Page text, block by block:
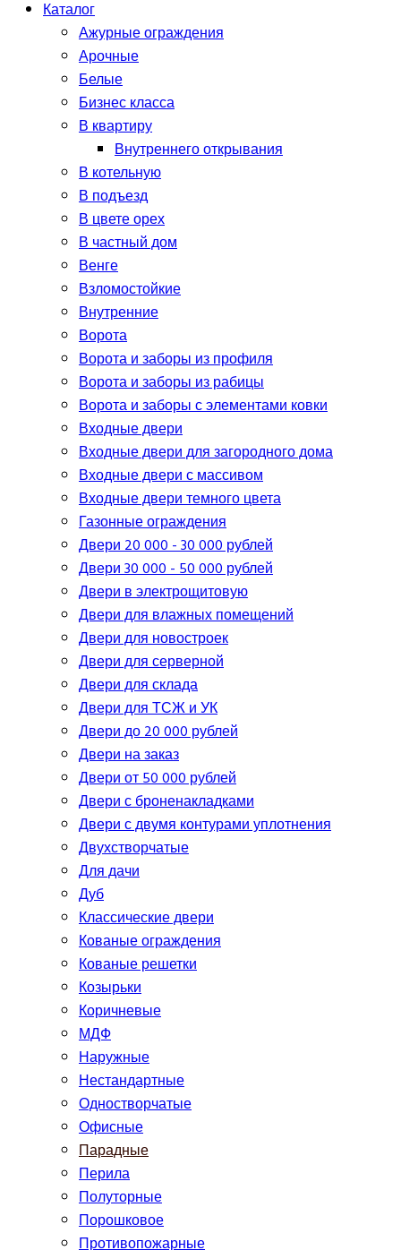
Каталог
Ажурные ограждения
Арочные
Белые
Бизнес класса
В квартиру
Внутреннего открывания
В котельную
В подъезд
В цвете орех
В частный дом
Венге
Взломостойкие
Внутренние
Ворота
Ворота и заборы из профиля
Ворота и заборы из рабицы
Ворота и заборы с элементами ковки
Входные двери
Входные двери для загородного дома
Входные двери с массивом
Входные двери темного цвета
Газонные ограждения
Двери 20 000 - 30 000 рублей
Двери 30 000 - 50 000 рублей
Двери в электрощитовую
Двери для влажных помещений
Двери для новостроек
Двери для серверной
Двери для склада
Двери для ТСЖ и УК
Двери до 20 000 рублей
Двери на заказ
Двери от 50 000 рублей
Двери с броненакладками
Двери с двумя контурами уплотнения
Двухстворчатые
Для дачи
Дуб
Классические двери
Кованые ограждения
Кованые решетки
Козырьки
Коричневые
МДФ
Наружные
Нестандартные
Одностворчатые
Офисные
Парадные
Перила
Полуторные
Порошковое
Противопожарные